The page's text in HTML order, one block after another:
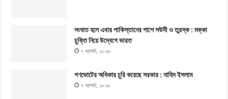
সংঘাত হলে এবার পাকিস্তানের পাশে সউদী ও তুরস্ক : মক্কা
চুক্তি নিয়ে উদ্বেগে ভারত
৭ আগস্ট, ২০২৬
গণভোটের অধিকার চুরি করেছে সরকার : নাহিদ ইসলাম
৭ আগস্ট, ২০২৬